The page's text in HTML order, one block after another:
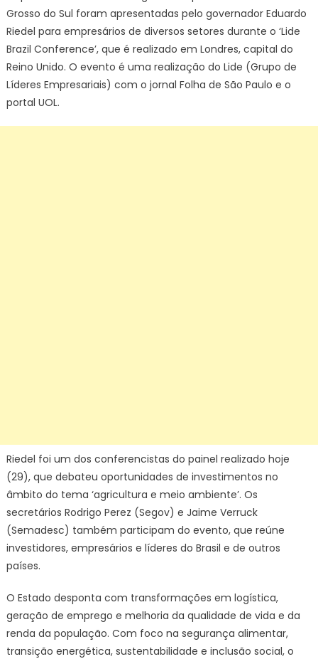
Grosso do Sul foram apresentadas pelo governador Eduardo
Riedel para empresários de diversos setores durante o ‘Lide
Brazil Conference’, que é realizado em Londres, capital do
Reino Unido. O evento é uma realização do Lide (Grupo de
Líderes Empresariais) com o jornal Folha de São Paulo e o
portal UOL.
Riedel foi um dos conferencistas do painel realizado hoje
(29), que debateu oportunidades de investimentos no
âmbito do tema ‘agricultura e meio ambiente’. Os
secretários Rodrigo Perez (Segov) e Jaime Verruck
(Semadesc) também participam do evento, que reúne
investidores, empresários e líderes do Brasil e de outros
países.
O Estado desponta com transformações em logística,
geração de emprego e melhoria da qualidade de vida e da
renda da população. Com foco na segurança alimentar,
transição energética, sustentabilidade e inclusão social, o